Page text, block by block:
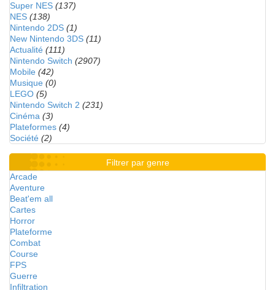
Super NES (137)
NES (138)
Nintendo 2DS (1)
New Nintendo 3DS (11)
Actualité (111)
Nintendo Switch (2907)
Mobile (42)
Musique (0)
LEGO (5)
Nintendo Switch 2 (231)
Cinéma (3)
Plateformes (4)
Société (2)
Filtrer par genre
Arcade
Aventure
Beat'em all
Cartes
Horror
Plateforme
Combat
Course
FPS
Guerre
Infiltration